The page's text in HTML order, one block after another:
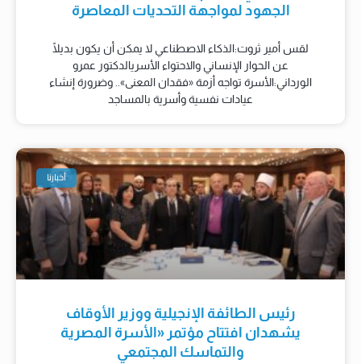
الجهود لمواجهة التحديات المعاصرة
لقس أمير ثروت:الذكاء الاصطناعي لا يمكن أن يكون بديلًا
عن الحوار الإنساني والاحتواء الأسريالدكتور عمرو
الورداني:الأسرة تواجه أزمة «فقدان المعنى».. وضرورة إنشاء
عيادات نفسية وأسرية بالمساجد
أخبارنا
رئيس الطائفة الإنجيلية ووزير الأوقاف
يشهدان افتتاح مؤتمر «الأسرة المصرية
والتماسك المجتمعي